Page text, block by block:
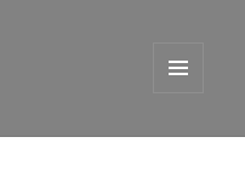
WIDGETS